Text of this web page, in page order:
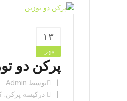
۱۳
مهر
پرکن دو
توسط Admin
در کیسه پرکن